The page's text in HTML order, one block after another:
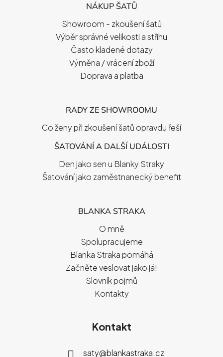
NÁKUP ŠATŮ
Showroom - zkoušení šatů
Výběr správné velikosti a střihu
Často kladené dotazy
Výměna / vrácení zboží
Doprava a platba
RADY ZE SHOWROOMU
Co ženy při zkoušení šatů opravdu řeší
ŠATOVÁNÍ A DALŠÍ UDÁLOSTI
Den jako sen u Blanky Straky
Šatování jako zaměstnanecký benefit
BLANKA STRAKA
O mně
Spolupracujeme
Blanka Straka pomáhá
Začněte veslovat jako já!
Slovník pojmů
Kontakty
Kontakt
saty@blankastraka.cz